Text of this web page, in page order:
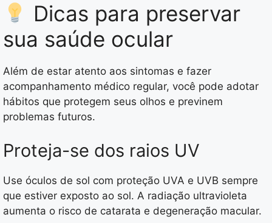
Dicas para preservar
sua saúde ocular
Além de estar atento aos sintomas e fazer
acompanhamento médico regular, você pode adotar
hábitos que protegem seus olhos e previnem
problemas futuros.
Proteja-se dos raios UV
Use óculos de sol com proteção UVA e UVB sempre
que estiver exposto ao sol. A radiação ultravioleta
aumenta o risco de catarata e degeneração macular.